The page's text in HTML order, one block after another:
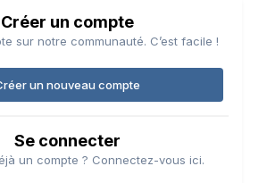
Créer un compte
sur notre communauté. C’est facile !
un nouveau compte
Se connecter
un compte ? Connectez-vous ici.